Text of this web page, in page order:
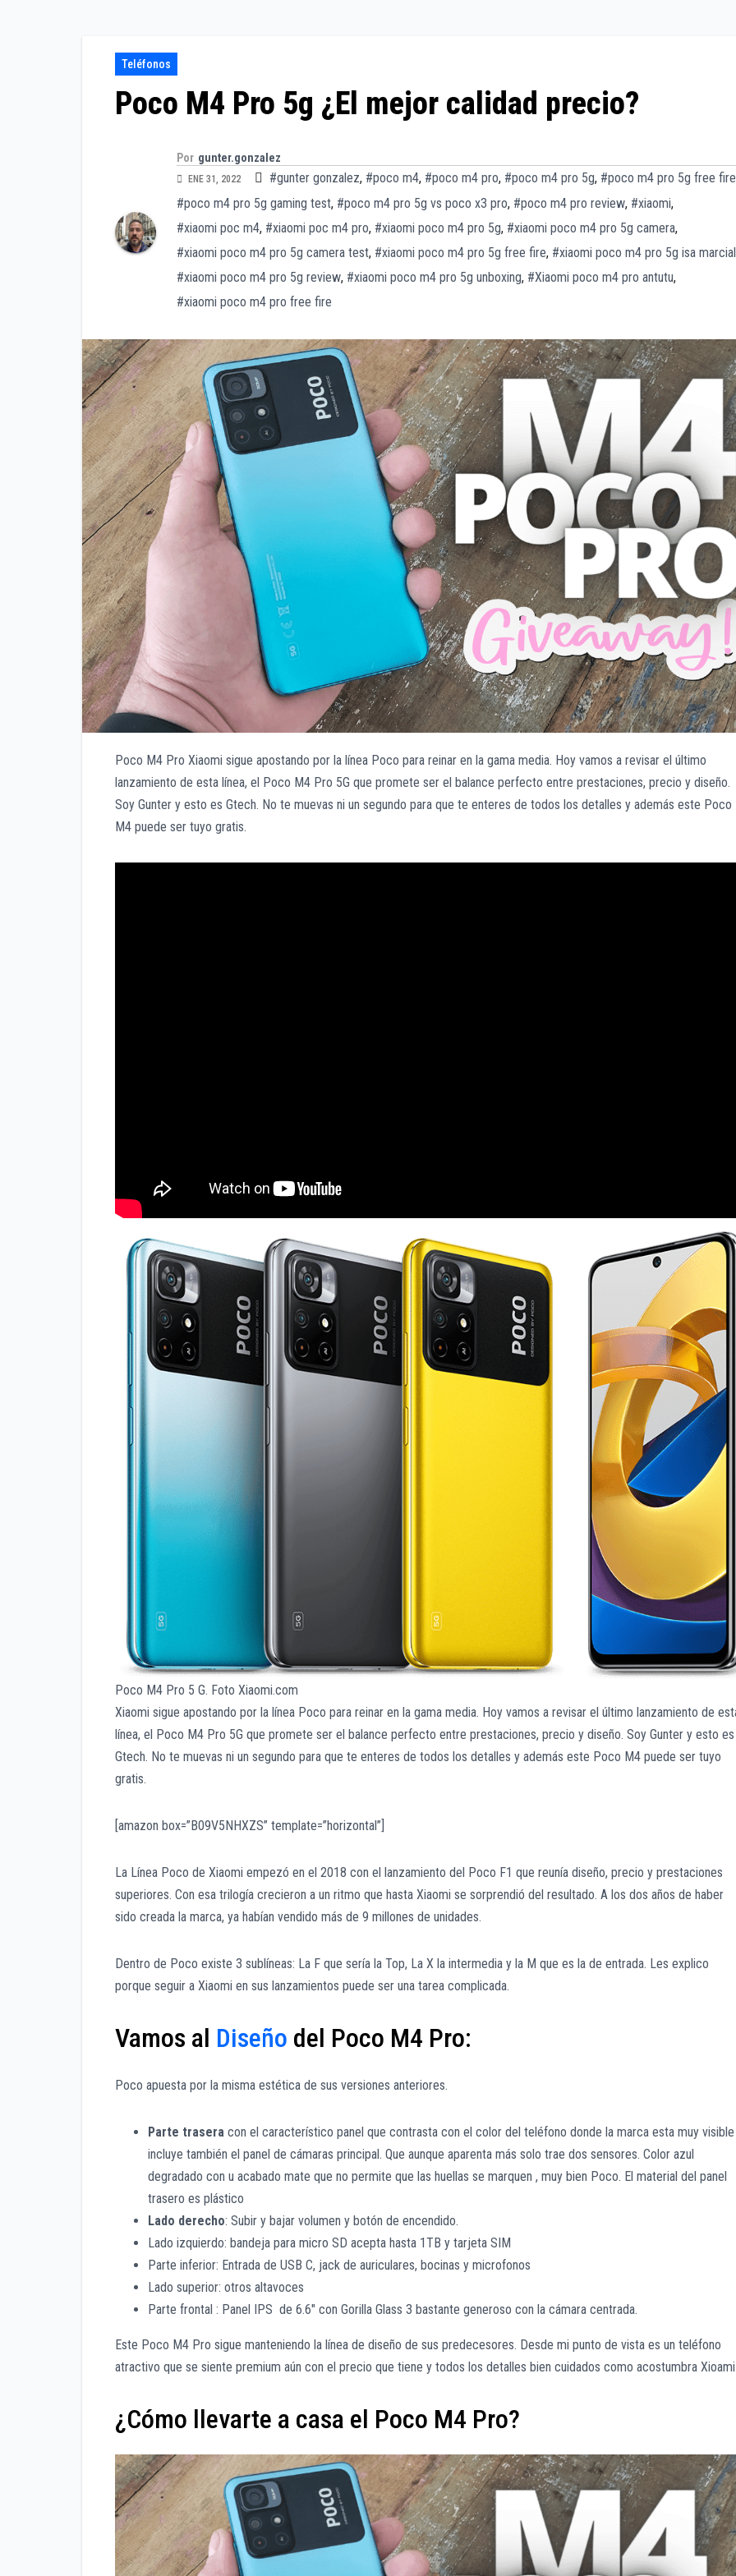
Teléfonos
Poco M4 Pro 5g ¿El mejor calidad precio?
Por gunter.gonzalez
ENE 31, 2022 #gunter gonzalez, #poco m4, #poco m4 pro, #poco m4 pro 5g, #poco m4 pro 5g free fire
#poco m4 pro 5g gaming test, #poco m4 pro 5g vs poco x3 pro, #poco m4 pro review, #xiaomi,
#xiaomi poc m4, #xiaomi poc m4 pro, #xiaomi poco m4 pro 5g, #xiaomi poco m4 pro 5g camera,
#xiaomi poco m4 pro 5g camera test, #xiaomi poco m4 pro 5g free fire, #xiaomi poco m4 pro 5g isa marcial
#xiaomi poco m4 pro 5g review, #xiaomi poco m4 pro 5g unboxing, #Xiaomi poco m4 pro antutu,
#xiaomi poco m4 pro free fire
Poco M4 Pro Xiaomi sigue apostando por la línea Poco para reinar en la gama media. Hoy vamos a revisar el último
lanzamiento de esta línea, el Poco M4 Pro 5G que promete ser el balance perfecto entre prestaciones, precio y diseño.
Soy Gunter y esto es Gtech. No te muevas ni un segundo para que te enteres de todos los detalles y además este Poco
M4 puede ser tuyo gratis.
Poco M4 Pro 5 G. Foto Xiaomi.com
Xiaomi sigue apostando por la línea Poco para reinar en la gama media. Hoy vamos a revisar el último lanzamiento de
línea, el Poco M4 Pro 5G que promete ser el balance perfecto entre prestaciones, precio y diseño. Soy Gunter y esto es
Gtech. No te muevas ni un segundo para que te enteres de todos los detalles y además este Poco M4 puede ser tuyo
gratis.
[amazon box=”B09V5NHXZS” template=”horizontal”]
La Línea Poco de Xiaomi empezó en el 2018 con el lanzamiento del Poco F1 que reunía diseño, precio y prestaciones
superiores. Con esa trilogía crecieron a un ritmo que hasta Xiaomi se sorprendió del resultado. A los dos años de haber
sido creada la marca, ya habían vendido más de 9 millones de unidades.
Dentro de Poco existe 3 sublíneas: La F que sería la Top, La X la intermedia y la M que es la de entrada. Les explico
porque seguir a Xiaomi en sus lanzamientos puede ser una tarea complicada.
Vamos al Diseño del Poco M4 Pro:
Poco apuesta por la misma estética de sus versiones anteriores.
Parte trasera con el característico panel que contrasta con el color del teléfono donde la marca esta muy
incluye también el panel de cámaras principal. Que aunque aparenta más solo trae dos sensores. Color azul
degradado con u acabado mate que no permite que las huellas se marquen , muy bien Poco. El material del panel
trasero es plástico
Lado derecho: Subir y bajar volumen y botón de encendido.
Lado izquierdo: bandeja para micro SD acepta hasta 1TB y tarjeta SIM
Parte inferior: Entrada de USB C, jack de auriculares, bocinas y microfonos
Lado superior: otros altavoces
Parte frontal : Panel IPS de 6.6″ con Gorilla Glass 3 bastante generoso con la cámara centrada.
Este Poco M4 Pro sigue manteniendo la línea de diseño de sus predecesores. Desde mi punto de vista es un teléfono
atractivo que se siente premium aún con el precio que tiene y todos los detalles bien cuidados como acostumbra Xioami
¿Cómo llevarte a casa el Poco M4 Pro?